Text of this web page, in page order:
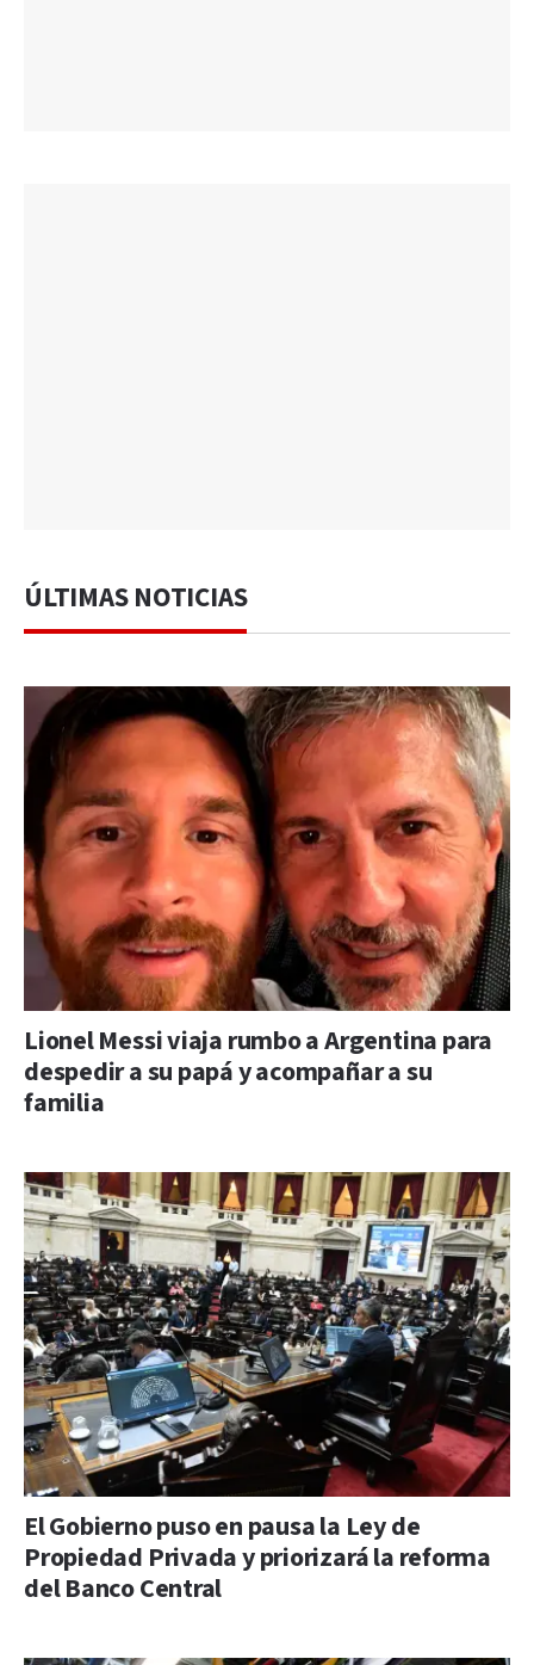
ÚLTIMAS NOTICIAS
Lionel Messi viaja rumbo a Argentina para
despedir a su papá y acompañar a su
familia
El Gobierno puso en pausa la Ley de
Propiedad Privada y priorizará la reforma
del Banco Central